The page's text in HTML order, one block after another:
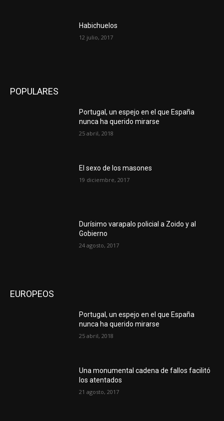
Habichuelos
12 julio, 2017
POPULARES
Portugal, un espejo en el que España
nunca ha querido mirarse
25 abril, 2018
El sexo de los masones
19 diciembre, 2017
Durísimo varapalo policial a Zoido y al
Gobierno
24 agosto, 2017
EUROPEOS
Portugal, un espejo en el que España
nunca ha querido mirarse
25 abril, 2018
Una monumental cadena de fallos facilitó
los atentados
21 agosto, 2017